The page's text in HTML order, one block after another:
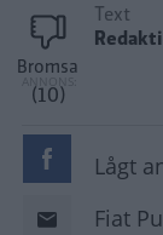
Bromsa
(10)
Text
Lågt
Fiat